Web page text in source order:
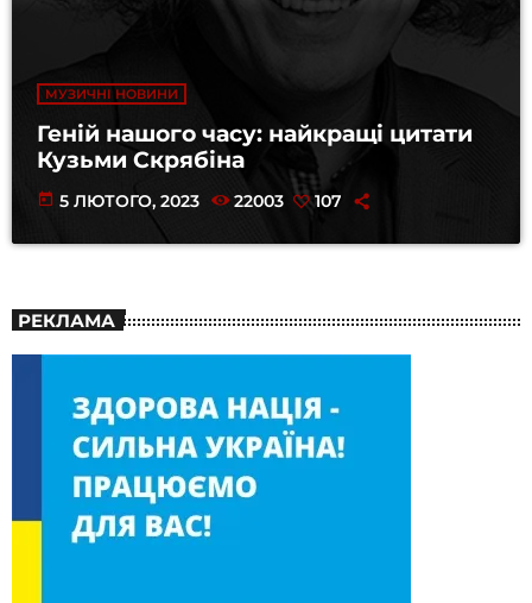
МУЗИЧНІ НОВИНИ
Геній нашого часу: найкращі цитати
Кузьми Скрябіна
today 5 ЛЮТОГО, 2023 22003 107
РЕКЛАМА